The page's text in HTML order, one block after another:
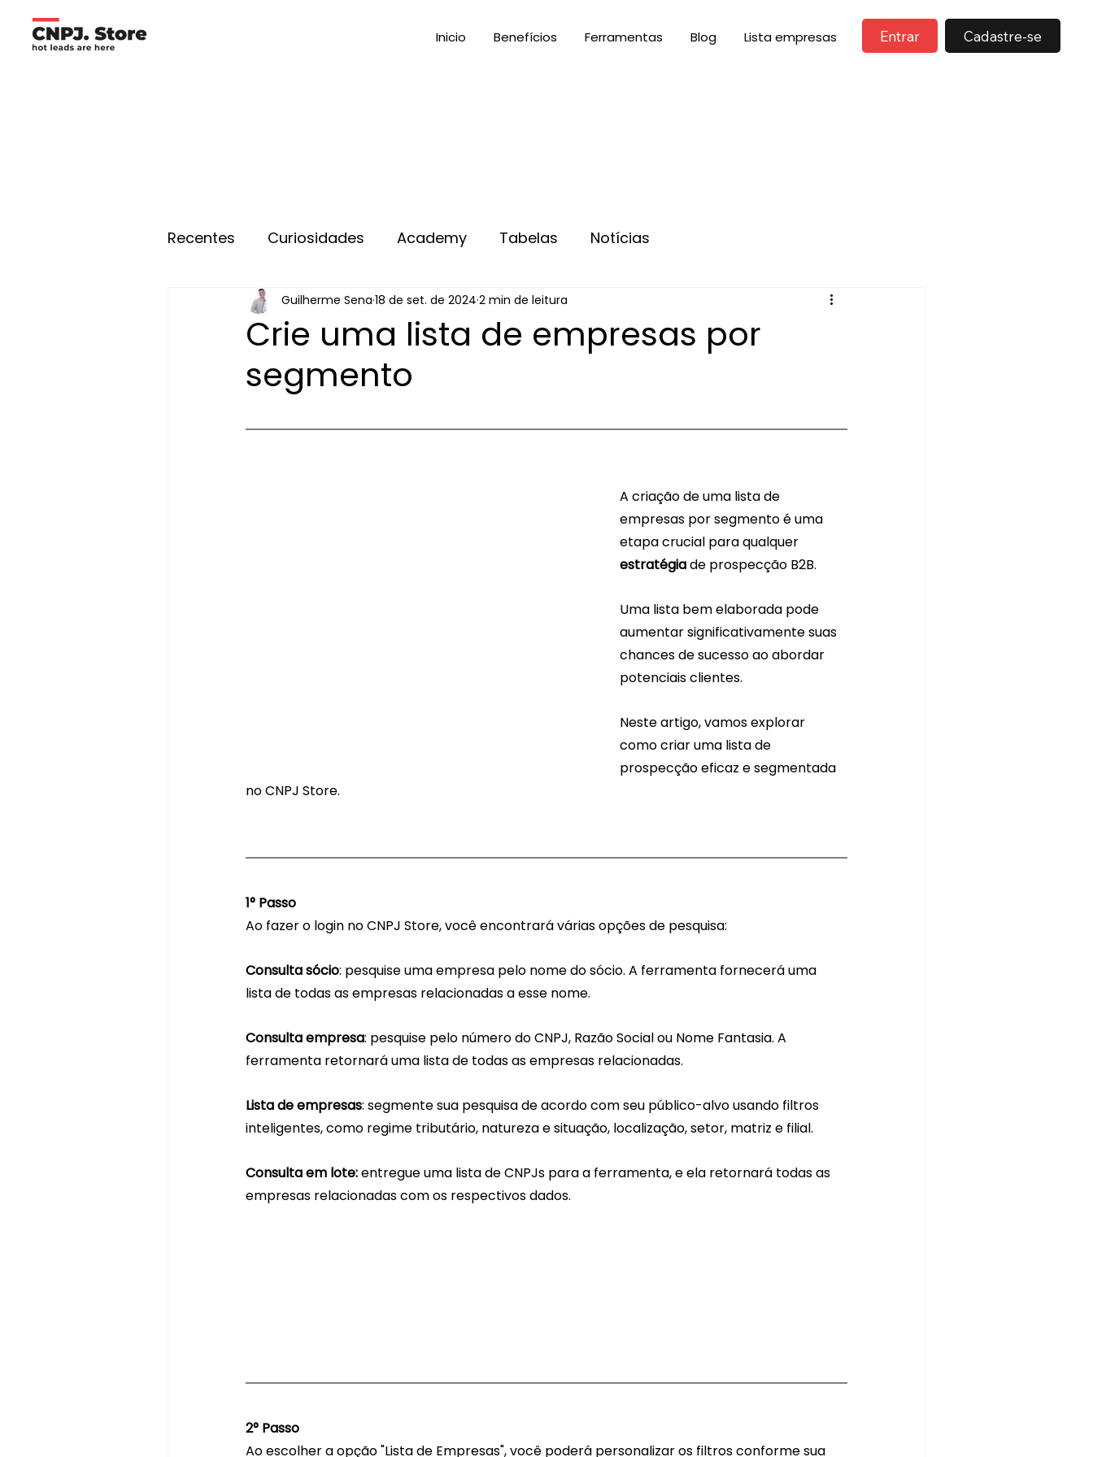
Inicio Benefícios Ferramentas Blog Lista empresas Entrar Cadastre-se
Recentes Curiosidades Academy Tabelas Notícias
Crie uma lista de empresas por
segmento
Guilherme Sena 18 de set. de 2024 2 min de leitura
A criação de uma lista de
empresas por segmento é uma
etapa crucial para qualquer
estratégia de prospecção B2B.
Uma lista bem elaborada pode
aumentar significativamente suas
chances de sucesso ao abordar
potenciais clientes.
Neste artigo, vamos explorar
como criar uma lista de
prospecção eficaz e segmentada
no CNPJ Store.
1° Passo
Ao fazer o login no CNPJ Store, você encontrará várias opções de pesquisa:
Consulta sócio: pesquise uma empresa pelo nome do sócio. A ferramenta fornecerá uma
lista de todas as empresas relacionadas a esse nome.
Consulta empresa: pesquise pelo número do CNPJ, Razão Social ou Nome Fantasia. A
ferramenta retornará uma lista de todas as empresas relacionadas.
Lista de empresas: segmente sua pesquisa de acordo com seu público-alvo usando filtros
inteligentes, como regime tributário, natureza e situação, localização, setor, matriz e filial.
Consulta em lote: entregue uma lista de CNPJs para a ferramenta, e ela retornará todas as
empresas relacionadas com os respectivos dados.
2° Passo
Ao escolher a opção "Lista de Empresas", você poderá personalizar os filtros conforme sua